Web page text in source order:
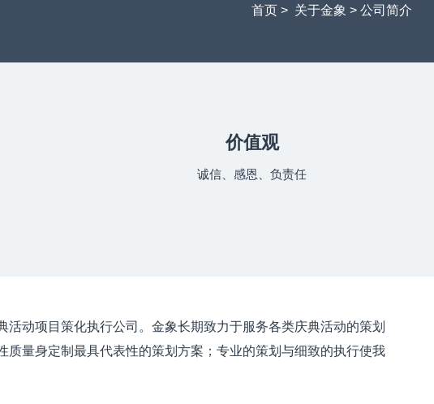
首页 > 关于金象 >公司简介
价值观
诚信、感恩、负责任
动项目策化执行公司。金象长期致力于服务各类庆典活动的策划
量身定制最具代表性的策划方案；专业的策划与细致的执行使我